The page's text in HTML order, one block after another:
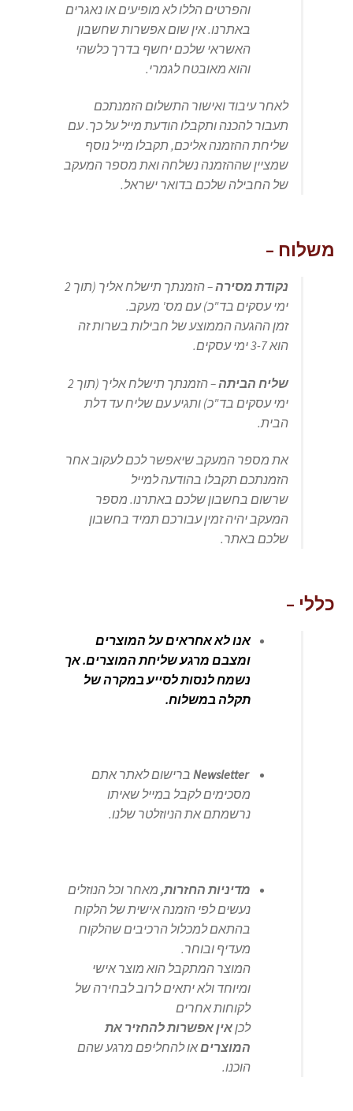
והפרטים הללו לא מופיעים או נאגרים
באתרנו. אין שום אפשרות שחשבון
האשראי שלכם יחשף בדרך כלשהי
והוא מאובטח לגמרי.
לאחר עיבוד ואישור התשלום הזמנתכם
תעבור להכנה ותקבלו הודעת מייל על כך. עם
שליחת ההזמנה אליכם, תקבלו מייל נוסף
שמציין שההזמנה נשלחה ואת מספר המעקב
של החבילה שלכם בדואר ישראל.
משלוח –
נקודת מסירה
– הזמנתך תישלח אליך (תוך 2
ימי עסקים בד"כ) עם מס' מעקב.
זמן ההגעה הממוצע של חבילות בשרות זה
הוא 3-7 ימי עסקים.
שליח הביתה
– הזמנתך תישלח אליך (תוך 2
ימי עסקים בד"כ) ותגיע עם שליח עד דלת
הבית.
את מספר המעקב שיאפשר לכם לעקוב אחר
הזמנתכם תקבלו בהודעה למייל
שרשום בחשבון שלכם באתרנו. מספר
המעקב יהיה זמין עבורכם תמיד בחשבון
שלכם באתר.
כללי –
אנו לא אחראים על המוצרים
ומצבם מרגע שליחת המוצרים. אך
נשמח לנסות לסייע במקרה של
תקלה במשלוח.
Newsletterברישום לאתר אתם
מסכימים לקבל במיילשאיתו
נרשמתםאת הניוזלטר שלנו.
מדיניות החזרות, מאחר וכל הנוזלים
נעשים לפי הזמנה אישית של הלקוח
בהתאם למכלול הרכיבים שהלקוח
מעדיף ובוחר.
המוצר המתקבל הוא מוצר אישי
ומיוחד ולא יתאים לרוב לבחירה של
לקוחות אחרים
לכןאין אפשרות להחזיר את
המוצריםאו להחליפם מרגע שהם
הוכנו.